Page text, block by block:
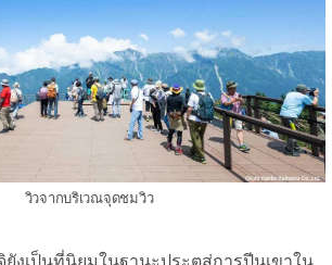
วิวจากบริเวณจุดชมวิว
งเป็นที่นิยมในฐานะประตูสู่การปีนเขาใน